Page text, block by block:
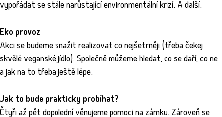
vypořádat se stále narůstající environmentální krizí. A další.
Eko provoz
Akci se budeme snažit realizovat co nejšetrněji (třeba čekej
skvělé veganské jídlo). Společně můžeme hledat, co se daří, co ne
a jak na to třeba ještě lépe.
Jak to bude prakticky probíhat?
Čtyři až pět dopolední věnujeme pomoci na zámku. Zároveň se